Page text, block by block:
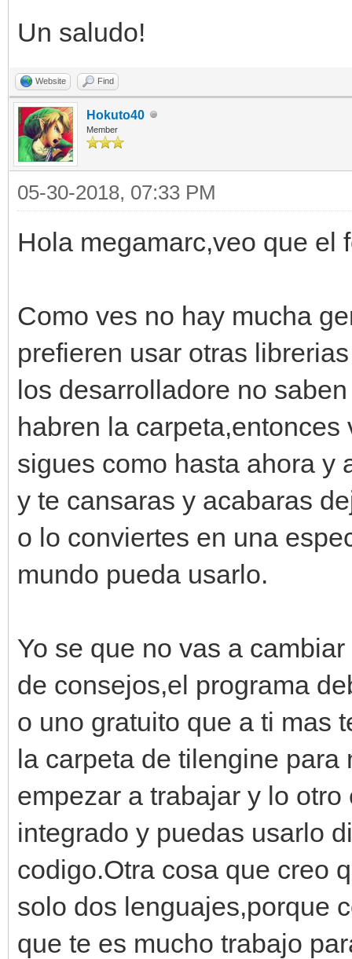
Un saludo!
Website Find
Hokuto40
Member
05-30-2018, 07:33 PM
Hola megamarc,veo que el
Como ves no hay mucha
prefieren usar otras
los desarrolladore no
habren la
sigues como hasta ahora y
y te cansaras y acabaras
o lo conviertes en una
mundo pueda usarlo.
Yo se que no vas a
de consejos,el programa
o uno gratuito que a ti mas
la carpeta de tilengine
empezar a trabajar y lo
integrado y puedas usarlo
codigo.Otra cosa que creo
solo dos lenguajes,porque
que te es mucho trabajo